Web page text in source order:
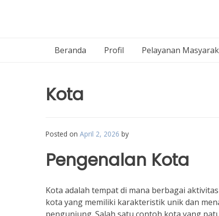
Beranda Profil Pelayanan
Kota
Posted on April 2, 2026 by
Pengenalan Kota
Kota adalah tempat di mana berbagai
kota yang memiliki karakteristik unik dan
pengunjung. Salah satu contoh kota yang